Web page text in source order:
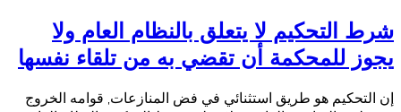
شرط التحكيم لا يتعلق بالنظام العام ولا
يجوز للمحكمة أن تقضي به من تلقاء نفسها
إن التحكيم هو طريق استثنائي في فض المنازعات, قوامه الخروج